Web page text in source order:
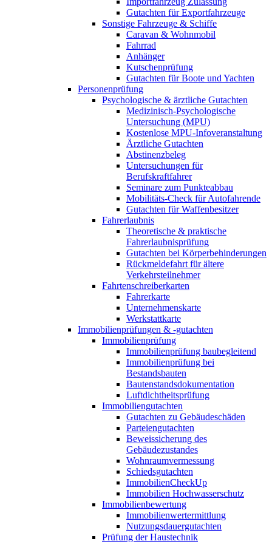
Gutachten für Exportfahrzeuge
Sonstige Fahrzeuge & Schiffe
Caravan & Wohnmobil
Fahrrad
Anhänger
Kutschenprüfung
Gutachten für Boote und Yachten
Personenprüfung
Psychologische & ärztliche Gutachten
Medizinisch-Psychologische
Untersuchung (MPU)
Kostenlose MPU-Infoveranstaltung
Ärztliche Gutachten
Abstinenzbeleg
Untersuchungen für
Berufskraftfahrer
Seminare zum Punkteabbau
Mobilitäts-Check für Autofahrende
Gutachten für Waffenbesitzer
Fahrerlaubnis
Theoretische & praktische
Fahrerlaubnisprüfung
Gutachten bei Körperbehinderungen
Rückmeldefahrt für ältere
Verkehrsteilnehmer
Fahrtenschreiberkarten
Fahrerkarte
Unternehmenskarte
Werkstattkarte
Immobilienprüfungen & -gutachten
Immobilienprüfung
Immobilienprüfung baubegleitend
Immobilienprüfung bei
Bestandsbauten
Bautenstandsdokumentation
Luftdichtheitsprüfung
Immobiliengutachten
Gutachten zu Gebäudeschäden
Parteiengutachten
Beweissicherung des
Gebäudezustandes
Wohnraumvermessung
Schiedsgutachten
ImmobilienCheckUp
Immobilien Hochwasserschutz
Immobilienbewertung
Immobilienwertermittlung
Nutzungsdauergutachten
Prüfung der Haustechnik